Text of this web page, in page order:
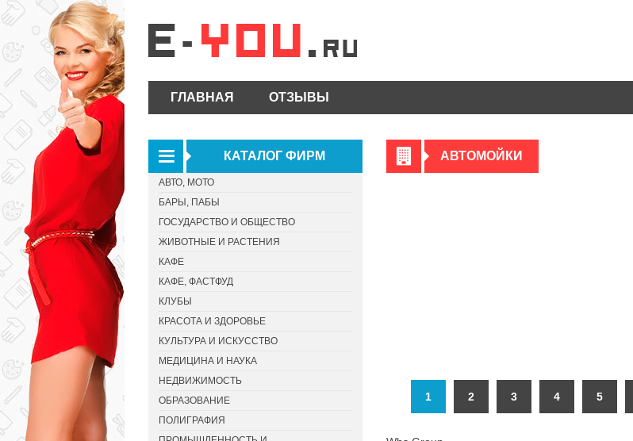
ГЛАВНАЯ ОТЗЫВЫ
АВТОМОЙКИ
1 2 3 4 5
КАТАЛОГ ФИРМ
АВТО, МОТО
БАРЫ, ПАБЫ
ГОСУДАРСТВО И ОБЩЕСТВО
ЖИВОТНЫЕ И РАСТЕНИЯ
КАФЕ
КАФЕ, ФАСТФУД
КЛУБЫ
КРАСОТА И ЗДОРОВЬЕ
КУЛЬТУРА И ИСКУССТВО
МЕДИЦИНА И НАУКА
НЕДВИЖИМОСТЬ
ОБРАЗОВАНИЕ
ПОЛИГРАФИЯ